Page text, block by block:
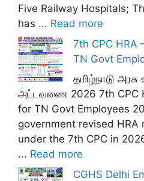
Five Railway Hospitals;
has ... Read more
7th CPC HRA
TN Govt
தமிழ்நாடு
அட்டவணை 2026 7th CPC
for TN Govt Employees
government revised HRA
under the 7th CPC in
... Read more
CGHS Delhi